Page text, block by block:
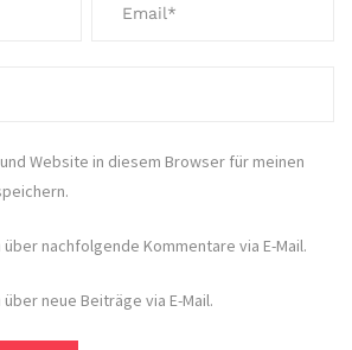
Website in diesem Browser für meinen
nachfolgende Kommentare via E-Mail.
neue Beiträge via E-Mail.